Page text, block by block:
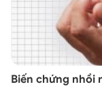
Biến chứng nhồi